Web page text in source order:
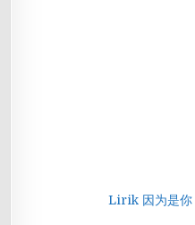
Lirik 因为是